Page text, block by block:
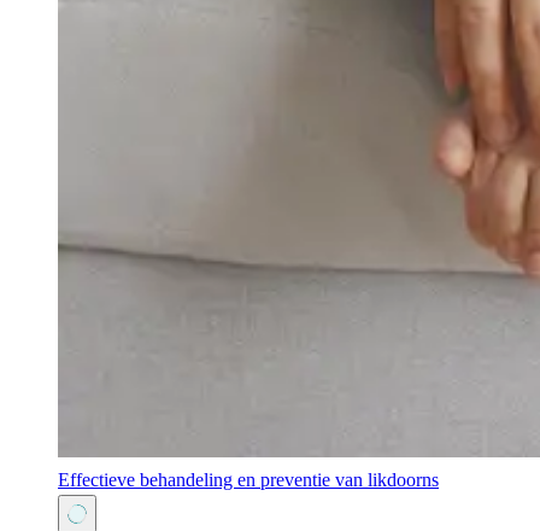
Effectieve behandeling en preventie van likdoorns